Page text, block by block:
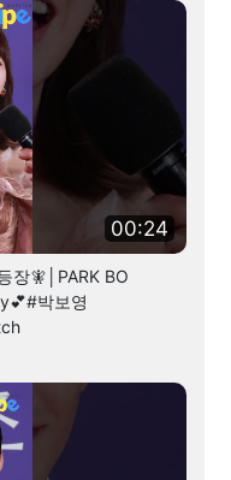
00:24
장🧚│PARK BO
박보영